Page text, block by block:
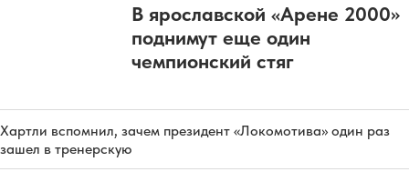
В ярославской «Арене 2000»
поднимут еще один
чемпионский стяг
Хартли вспомнил, зачем президент «Локомотива» один раз
зашел в тренерскую